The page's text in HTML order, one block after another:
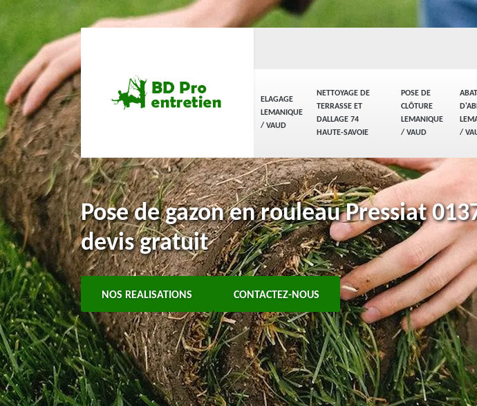
ELAGAGE
LEMANIQUE
/ VAUD
NETTOYAGE DE
TERRASSE ET
DALLAGE 74
HAUTE-SAVOIE
POSE DE
CLÔTURE
LEMANIQUE
/ VAUD
/
Pose de gazon en rouleau Pressiat
devis gratuit
NOS REALISATIONS CONTACTEZ-NOUS